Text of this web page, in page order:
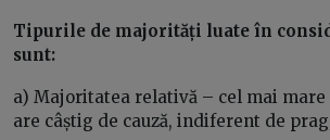
Tipurile de majorități luate în
sunt:
a) Majoritatea relativă – cel mai mare
are câștig de cauză, indiferent de